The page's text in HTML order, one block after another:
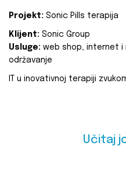
Projekt: Sonic Pills terapija
Klijent: Sonic Group
Usluge: web shop, internet i
održavanje
IT u inovativnoj terapiji
Učitaj